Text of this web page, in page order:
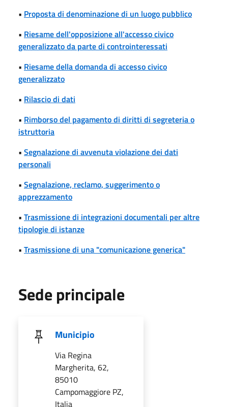
• Proposta di denominazione di un luogo pubblico
• Riesame dell'opposizione all'accesso civico
generalizzato da parte di controinteressati
• Riesame della domanda di accesso civico
generalizzato
• Rilascio di dati
• Rimborso del pagamento di diritti di segreteria o
istruttoria
• Segnalazione di avvenuta violazione dei dati
personali
• Segnalazione, reclamo, suggerimento o
apprezzamento
• Trasmissione di integrazioni documentali per altre
tipologie di istanze
• Trasmissione di una "comunicazione generica"
Sede principale
Municipio
Via Regina
Margherita, 62,
85010
Campomaggiore PZ,
Italia